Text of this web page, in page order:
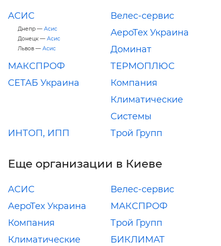
АСИС
Днепр — Асис
Донецк — Асис
Львов — Асис
Велес-сервис
АероТех Украина
Доминат
МАКСПРОФ
ТЕРМОПЛЮС
СЕТАБ Украина
Компания
Климатические
Системы
ИНТОП, ИПП
Трой Групп
Еще организации в Киеве
АСИС
Велес-сервис
АероТех Украина
МАКСПРОФ
Компания
Климатические
Трой Групп
БИКЛИМАТ